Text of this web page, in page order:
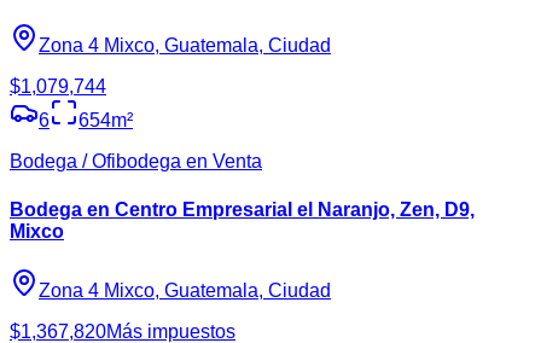
Zona 4 Mixco, Guatemala, Ciudad
$1,079,744
6
654m²
Bodega / Ofibodega en Venta
Bodega en Centro Empresarial el Naranjo, Zen, D9,
Mixco
Zona 4 Mixco, Guatemala, Ciudad
$1,367,820Más impuestos